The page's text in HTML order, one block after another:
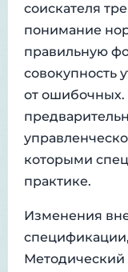
соискателя
понимание
правильную
совокупность
от ошибочных.
которыми
практике.
Изменения
Методический